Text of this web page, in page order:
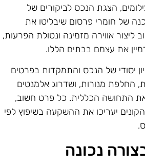
הצגת הנכס לביקורים של
של חומרי פרסום שיבליטו את
אווירה מזמינה ונטולת הפרעות,
את עצמם בבתים הללו.
יסודי של הנכס והתמקדות בפרטים
החלפת מנורות, ושדרוג אלמנטים
התחושה הכללית. כל פרט חשוב,
יעריכו את ההשקעה בשיפוץ לפי
נכונה